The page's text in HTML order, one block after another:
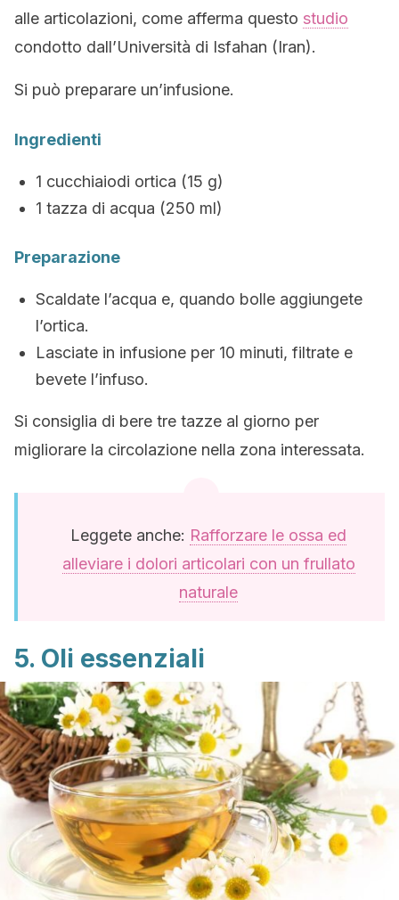
alle articolazioni, come afferma questo studio
condotto dall’Università di Isfahan (Iran).
Si può preparare un’infusione.
Ingredienti
1 cucchiaiodi ortica (15 g)
1 tazza di acqua (250 ml)
Preparazione
Scaldate l’acqua e, quando bolle aggiungete
l’ortica.
Lasciate in infusione per 10 minuti, filtrate e
bevete l’infuso.
Si consiglia di bere tre tazze al giorno per
migliorare la circolazione nella zona interessata.
Leggete anche: Rafforzare le ossa ed
alleviare i dolori articolari con un frullato
naturale
5. Oli essenziali